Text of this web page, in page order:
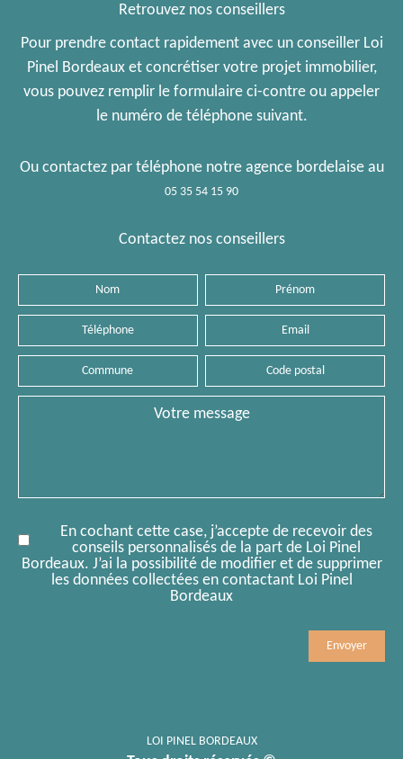
Retrouvez nos conseillers
Pour prendre contact rapidement avec un conseiller Loi
Pinel Bordeaux et concrétiser votre projet immobilier,
vous pouvez remplir le formulaire ci-contre ou appeler
le numéro de téléphone suivant.
Ou contactez par téléphone notre agence bordelaise au
05 35 54 15 90
Contactez nos conseillers
Téléphone
Commune
postal
En cochant cette case, j’accepte de recevoir des
conseils personnalisés de la part de Loi Pinel
Bordeaux. J’ai la possibilité de modifier et de supprimer
les données collectées en contactant Loi Pinel
Bordeaux
LOI PINEL BORDEAUX